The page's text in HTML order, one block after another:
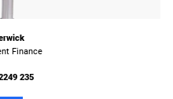
Finance
235